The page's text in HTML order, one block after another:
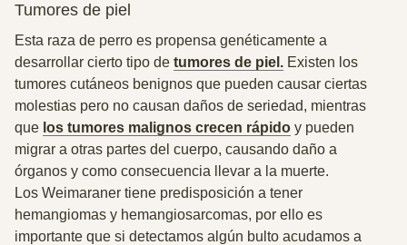
Tumores de piel
Esta raza de perro es propensa genéticamente a
desarrollar cierto tipo de tumores de piel. Existen los
tumores cutáneos benignos que pueden causar ciertas
molestias pero no causan daños de seriedad, mientras
que los tumores malignos crecen rápido y pueden
migrar a otras partes del cuerpo, causando daño a
órganos y como consecuencia llevar a la muerte.
Los Weimaraner tiene predisposición a tener
hemangiomas y hemangiosarcomas, por ello es
importante que si detectamos algún bulto acudamos a